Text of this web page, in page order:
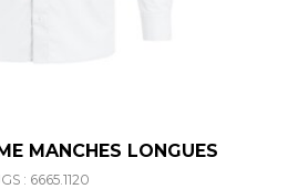
MANCHES LONGUES
: 6665.1120